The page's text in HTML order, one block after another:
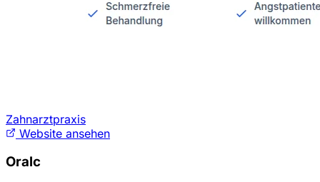
Zahnarztpraxis
Website ansehen
Oralc